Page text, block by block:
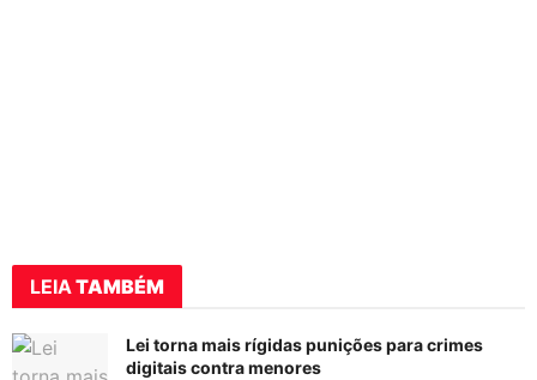
LEIATAMBÉM
Lei torna mais rígidas punições para crimes
digitais contra menores